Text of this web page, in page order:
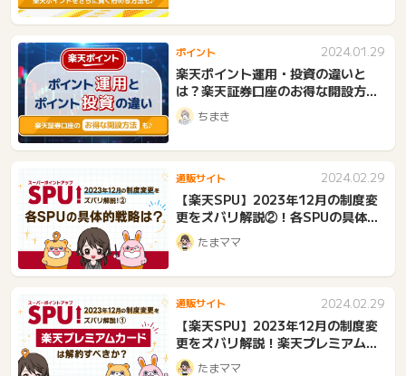
ポイント 2024.01.29
楽天ポイント運用・投資の違いと
は？楽天証券口座のお得な開設方法
も！ちまき
通販サイト 2024.02.29
【楽天SPU】2023年12月の制度変
更をズバリ解説②！各SPUの具体的
戦略は？
たまママ
通販サイト 2024.02.29
【楽天SPU】2023年12月の制度変
更をズバリ解説！楽天プレミアムカ
ードは解約すべきか？
たまママ